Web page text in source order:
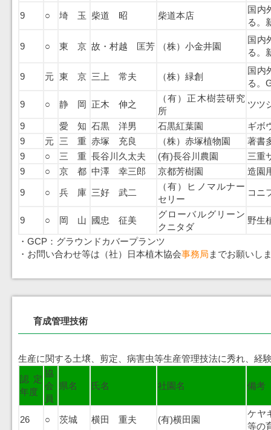
9 ○ 埼 玉 柴道 昭 柴道本店
国内
る。
9 ○ 東 京 故・村越 匡芳 （株）小金井園
国内
る。
9 元 東 京 三上 常夫 （株）緑創
国内
る。
9 ○ 静 岡 正木 伸之
（有）正木樹芸研究
所
ツツ
9 愛 知 石黒 洋男 石黒紅葉園
ギボ
9
元 三 重 赤塚 充良 （株）赤塚植物園
著書
9
○ 三 重 長谷川久太夫 (有)長谷川農園
三重
9
○ 京 都 中澤 幸三郎 京都芳樹園 造園
9 ○ 兵 庫 三好 武二
（有）ヒノマルナー
セリー
コニ
9 ○ 岡 山 國忠 征美
グローバルグリーン
クニタダ
野生
・GCP：グラウンドカバープランツ
・お問い合わせ等は（社）日本植木協会事務局 までお願いし
育成管理技術
生産に関する土壌、剪定、病害虫等生産管理技法に秀れ、経
認定
年度
協
会
員
県名 氏名 社園名 備考
26 ○ 茨城 横田 重夫 (有)横田園
ケヤ
等の